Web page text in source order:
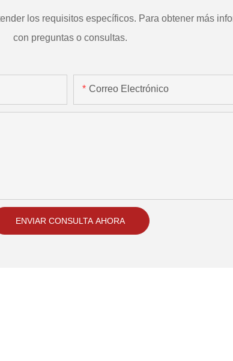
los requisitos específicos. Para obtener más
con preguntas o consultas.
Correo Electrónico
ENVIAR CONSULTA AHORA